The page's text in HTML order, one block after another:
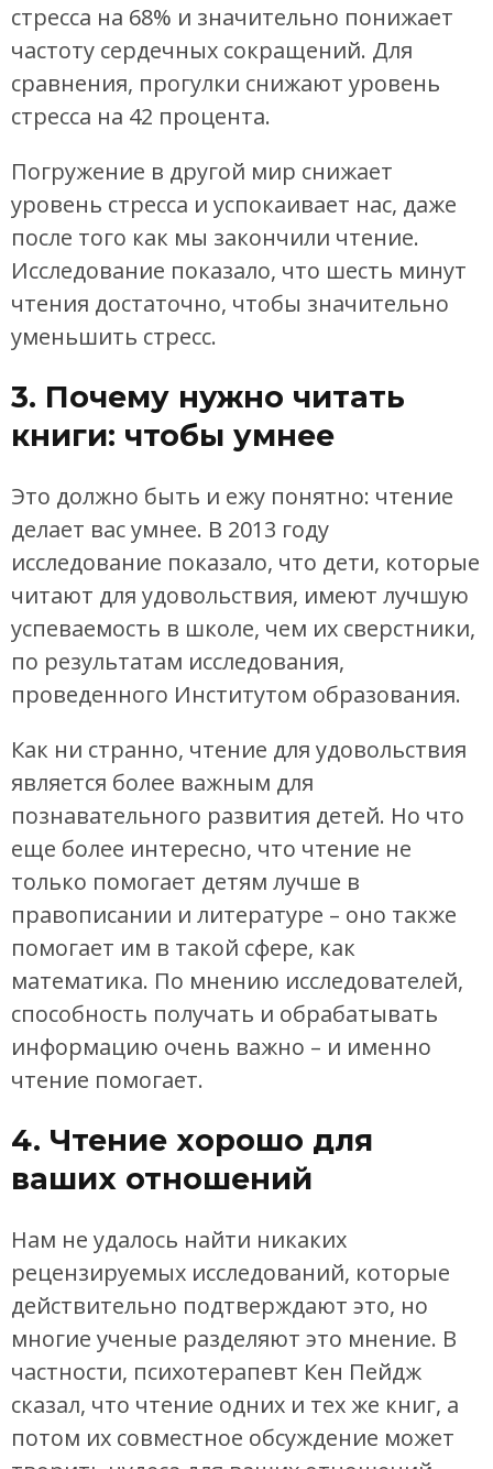
стресса на 68% и значительно понижает
частоту сердечных сокращений. Для
сравнения, прогулки снижают уровень
стресса на 42 процента.
Погружение в другой мир снижает
уровень стресса и успокаивает нас, даже
после того как мы закончили чтение.
Исследование показало, что шесть минут
чтения достаточно, чтобы значительно
уменьшить стресс.
3. Почему нужно читать
книги: чтобы умнее
Это должно быть и ежу понятно: чтение
делает вас умнее. В 2013 году
исследование показало, что дети, которые
читают для удовольствия, имеют лучшую
успеваемость в школе, чем их сверстники,
по результатам исследования,
проведенного Институтом образования.
Как ни странно, чтение для удовольствия
является более важным для
познавательного развития детей. Но что
еще более интересно, что чтение не
только помогает детям лучше в
правописании и литературе – оно также
помогает им в такой сфере, как
математика. По мнению исследователей,
способность получать и обрабатывать
информацию очень важно – и именно
чтение помогает.
4. Чтение хорошо для
ваших отношений
Нам не удалось найти никаких
рецензируемых исследований, которые
действительно подтверждают это, но
многие ученые разделяют это мнение. В
частности, психотерапевт Кен Пейдж
сказал, что чтение одних и тех же книг, а
потом их совместное обсуждение может